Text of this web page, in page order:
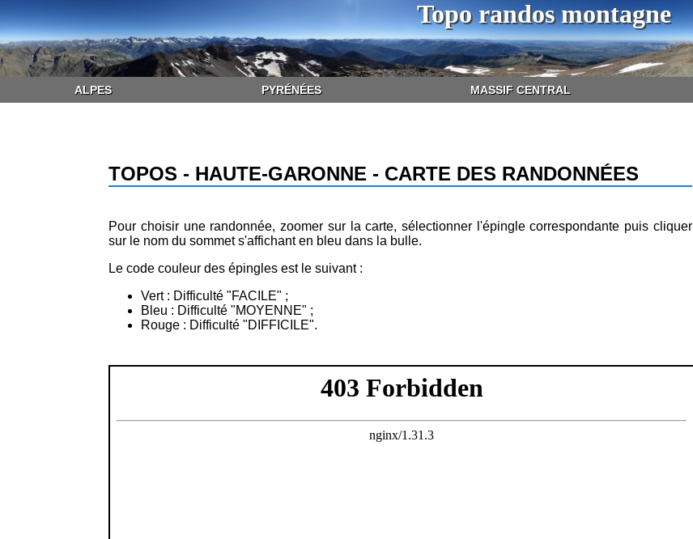
Topo randos montagne
ALPES PYRÉNÉES MASSIF CENTRAL
TOPOS - HAUTE-GARONNE - CARTE DES RANDONNÉES
Pour choisir une randonnée, zoomer sur la carte, sélectionner l'épingle correspondante puis cliquer
sur le nom du sommet s'affichant en bleu dans la bulle.
Le code couleur des épingles est le suivant :
Vert : Difficulté "FACILE" ;
Bleu : Difficulté "MOYENNE" ;
Rouge : Difficulté "DIFFICILE".